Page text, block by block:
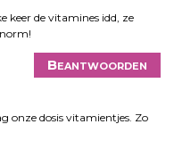
keer de vitamines idd, ze
Beantwoorden
onze dosis vitamientjes. Zo